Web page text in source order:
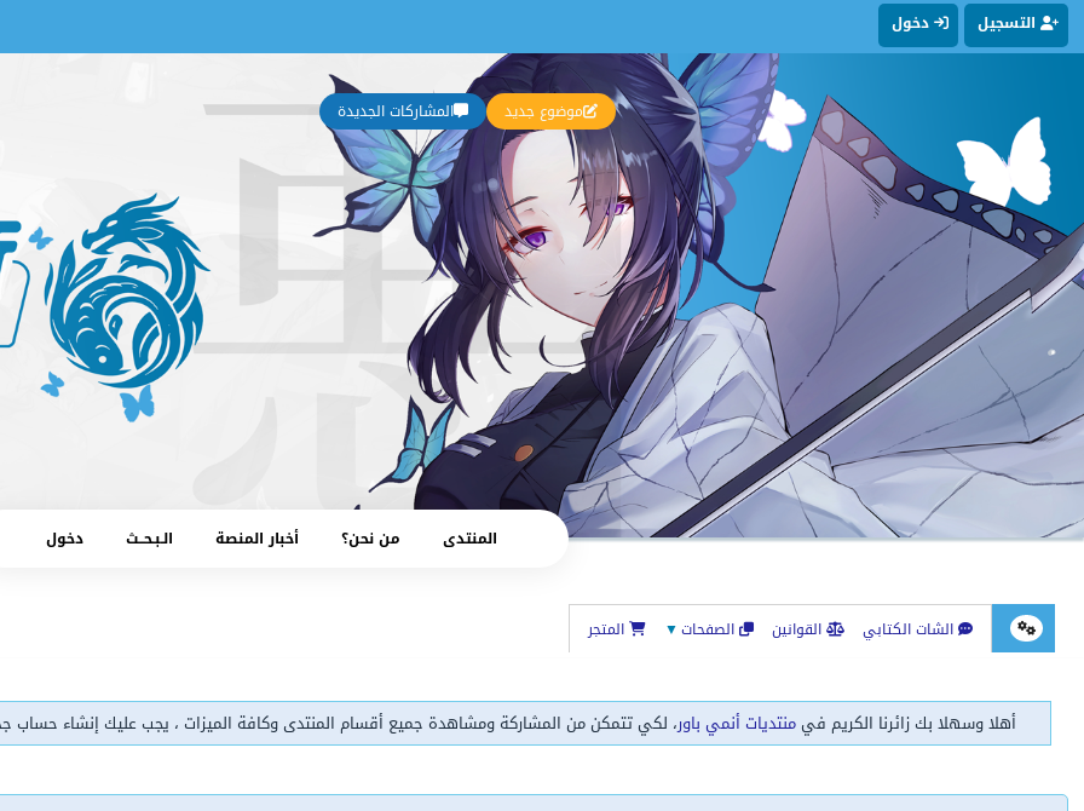
التسجيل دخول
المشاركات الجديدة موضوع جديد
المنتدى من نحن؟ أخبار المنصة الـبـحــث دخول
الشات الكتابي القوانين الصفحات▼ المتجر
أهلا وسهلا بك زائرنا الكريم فيمنتديات أنمي باور، لكي تتمكن من المشاركة ومشاهدة جميع أقسام المنتدى وكافة الميزات ، يجب عليك إنشاء حساب